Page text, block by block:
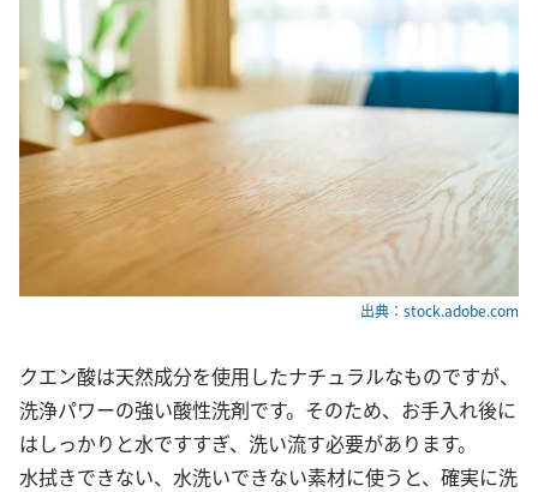
出典：stock.adobe.com
クエン酸は天然成分を使用したナチュラルなものですが、
洗浄パワーの強い酸性洗剤です。そのため、お手入れ後に
はしっかりと水ですすぎ、洗い流す必要があります。
水拭きできない、水洗いできない素材に使うと、確実に洗